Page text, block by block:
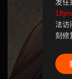
发任
法访
刻修